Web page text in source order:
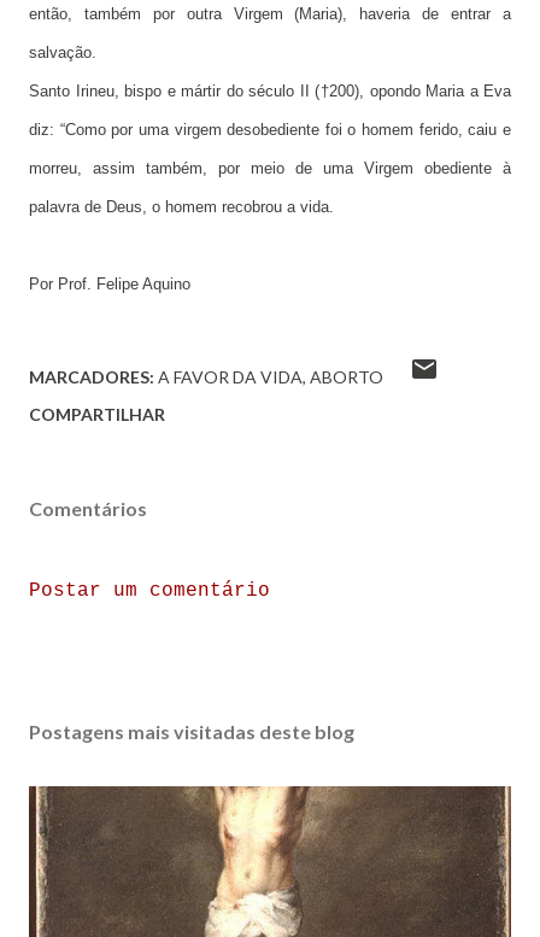
então, também por outra Virgem (Maria), haveria de entrar a
salvação.
Santo Irineu, bispo e mártir do século II (†200), opondo Maria a Eva
diz: “Como por uma virgem desobediente foi o homem ferido, caiu e
morreu, assim também, por meio de uma Virgem obediente à
palavra de Deus, o homem recobrou a vida.
Por Prof. Felipe Aquino
MARCADORES: A FAVOR DA VIDA ABORTO
COMPARTILHAR
Comentários
Postar um comentário
Postagens mais visitadas deste blog